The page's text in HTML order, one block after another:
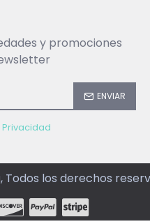
y promociones
ENVIAR
Todos los derechos